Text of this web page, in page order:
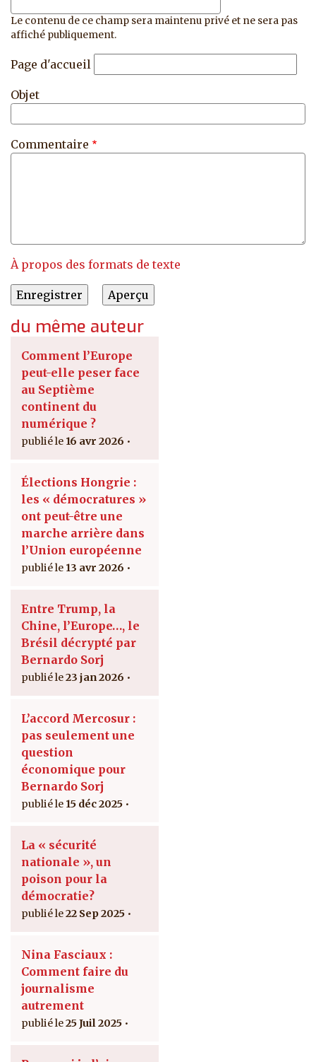
Le contenu de ce champ sera maintenu privé et ne sera pas
affiché publiquement.
Page d'accueil
Objet
Commentaire
À propos des formats de texte
du même auteur
Comment l’Europe
peut-elle peser face
au Septième
continent du
numérique ?
16 avr 2026
Élections Hongrie :
les « démocratures »
ont peut-être une
marche arrière dans
l’Union européenne
13 avr 2026
Entre Trump, la
Chine, l’Europe…, le
Brésil décrypté par
Bernardo Sorj
23 jan 2026
L’accord Mercosur :
pas seulement une
question
économique pour
Bernardo Sorj
15 déc 2025
La « sécurité
nationale », un
poison pour la
démocratie?
22 Sep 2025
Nina Fasciaux :
Comment faire du
journalisme
autrement
25 Juil 2025